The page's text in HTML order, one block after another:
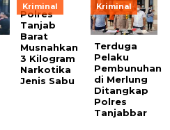
Kriminal
Polres
Tanjab
Barat
Musnahkan
3 Kilogram
Narkotika
Jenis Sabu
Kriminal
Terduga
Pelaku
Pembunuhan
di Merlung
Ditangkap
Polres
Tanjabbar